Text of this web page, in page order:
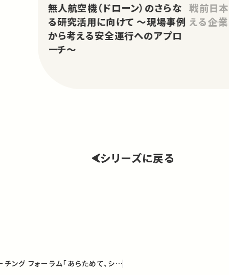
無人航空機（ドローン）のさらな
る研究活用に向けて ～現場事例
から考える安全運行へのアプロ
ーチ～
戦前日
える――企
シリーズに戻る
インタラクティブ・ティーチング フォーラム「あらためて、シラバス」